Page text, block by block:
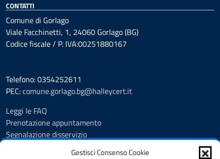
Gestisci Consenso Cookie
CONTATTI
Comune di Gorlago
Viale Facchinetti, 1, 24060 Gorlago (BG)
Codice fiscale / P. IVA:00251880167
Telefono: 0354252611
PEC:comune.gorlago.bg@halleycert.it
Leggi le FAQ
Prenotazione appuntamento
Segnalazione disservizio